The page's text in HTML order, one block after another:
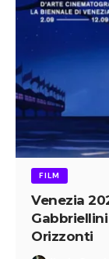
FILM
Venezia
Orizzonti